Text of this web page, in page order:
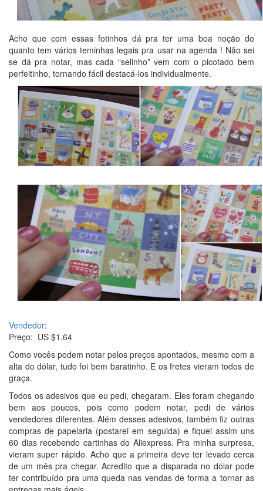
Acho que com essas fotinhos dá pra ter uma boa noção do
quanto tem vários teminhas legais pra usar na agenda ! Não sei
se dá pra notar, mas cada “selinho” vem com o picotado bem
perfeitinho, tornando fácil destacá-los individualmente.
Vendedor:
Preço: US $1.64
Como vocês podem notar pelos preços apontados, mesmo com a
alta do dólar, tudo foi bem baratinho. E os fretes vieram todos de
graça.
Todos os adesivos que eu pedi, chegaram. Eles foram chegando
bem aos poucos, pois como podem notar, pedi de vários
vendedores diferentes. Além desses adesivos, também fiz outras
compras de papelaria (postarei em seguida) e fiquei assim uns
60 dias recebendo cartinhas do Aliexpress. Pra minha surpresa,
vieram super rápido. Acho que a primeira deve ter levado cerca
de um mês pra chegar. Acredito que a disparada no dólar pode
ter contribuído pra uma queda nas vendas de forma a tornar as